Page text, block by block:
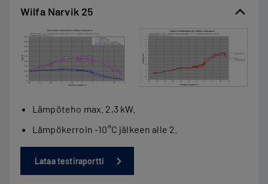
Wilfa Narvik 25
Lämpöteho max. 2,3 kW.
Lämpökerroin -10°C jälkeen alle 2.
Lataa testiraportti